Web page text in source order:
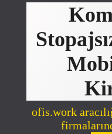
ofis.work